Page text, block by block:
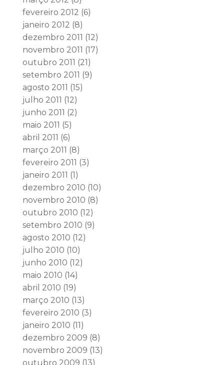
fevereiro 2012 (6)
janeiro 2012 (8)
dezembro 2011 (12)
novembro 2011 (17)
outubro 2011 (21)
setembro 2011 (9)
agosto 2011 (15)
julho 2011 (12)
junho 2011 (2)
maio 2011 (5)
abril 2011 (6)
março 2011 (8)
fevereiro 2011 (3)
janeiro 2011 (1)
dezembro 2010 (10)
novembro 2010 (8)
outubro 2010 (12)
setembro 2010 (9)
agosto 2010 (12)
julho 2010 (10)
junho 2010 (12)
maio 2010 (14)
abril 2010 (19)
março 2010 (13)
fevereiro 2010 (3)
janeiro 2010 (11)
dezembro 2009 (8)
novembro 2009 (13)
outubro 2009 (13)